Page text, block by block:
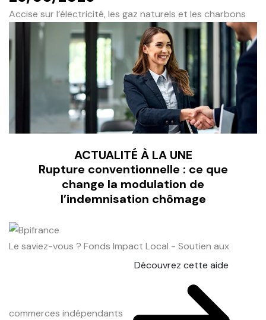
Accise sur l’électricité, les gaz naturels et les charbons
ACTUALITÉ À LA UNE
Rupture conventionnelle : ce que
change la modulation de
l’indemnisation chômage
Le saviez-vous ? Fonds Impact Local - Soutien aux
commerces indépendants
Découvrez cette aide